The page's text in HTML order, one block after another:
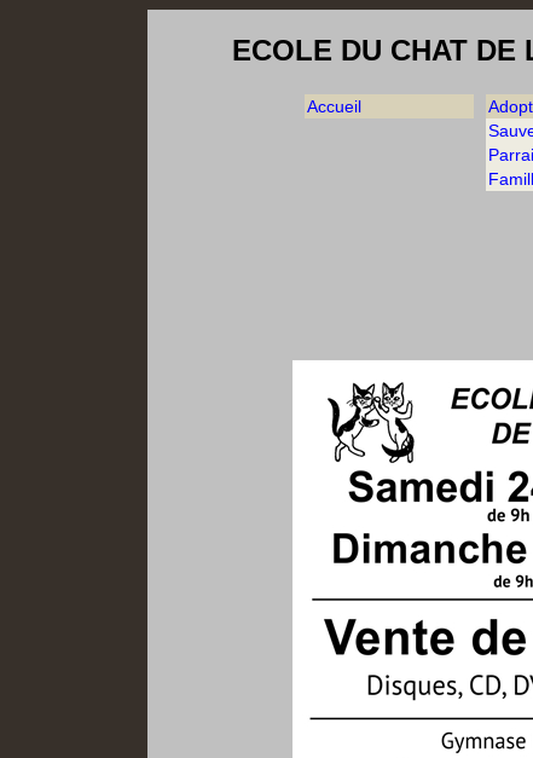
ECOLE DU CHAT DE
Accueil